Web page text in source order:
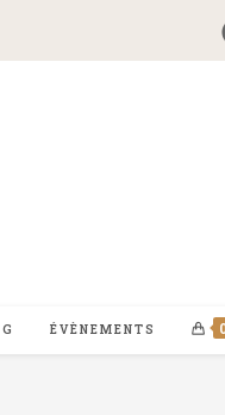
ÉVÈNEMENTS